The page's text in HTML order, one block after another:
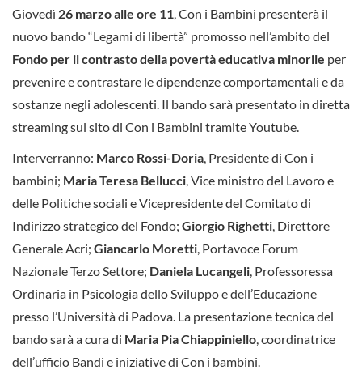
Giovedì 26 marzo alle ore 11, Con i Bambini presenterà il
nuovo bando “Legami di libertà” promosso nell’ambito del
Fondo per il contrasto della povertà educativa minorile per
prevenire e contrastare le dipendenze comportamentali e da
sostanze negli adolescenti. Il bando sarà presentato in diretta
streaming sul sito di Con i Bambini tramite Youtube.
Interverranno: Marco Rossi-Doria, Presidente di Con i
bambini; Maria Teresa Bellucci, Vice ministro del Lavoro e
delle Politiche sociali e Vicepresidente del Comitato di
Indirizzo strategico del Fondo; Giorgio Righetti, Direttore
Generale Acri; Giancarlo Moretti, Portavoce Forum
Nazionale Terzo Settore; Daniela Lucangeli, Professoressa
Ordinaria in Psicologia dello Sviluppo e dell’Educazione
presso l’Università di Padova. La presentazione tecnica del
bando sarà a cura di Maria Pia Chiappiniello, coordinatrice
dell’ufficio Bandi e iniziative di Con i bambini.